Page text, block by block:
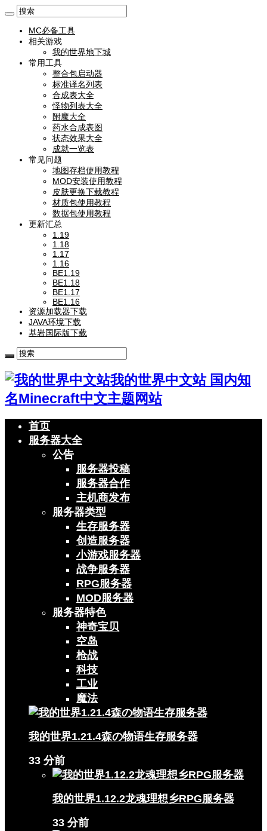
MC必备工具
相关游戏
我的世界地下城
常用工具
整合包启动器
标准译名列表
合成表大全
怪物列表大全
附魔大全
药水合成表图
状态效果大全
成就一览表
常见问题
地图存档使用教程
MOD安装使用教程
皮肤更换下载教程
材质包使用教程
数据包使用教程
更新汇总
1.19
1.18
1.17
1.16
BE1.19
BE1.18
BE1.17
BE1.16
资源加载器下载
JAVA环境下载
基岩国际版下载
我的世界中文站 国内知
名Minecraft中文主题网站
首页
服务器大全
公告
服务器投稿
服务器合作
主机商发布
服务器类型
生存服务器
创造服务器
小游戏服务器
战争服务器
RPG服务器
MOD服务器
服务器特色
神奇宝贝
空岛
枪战
科技
工业
魔法
我的世界1.21.4森の物语生存服务器
33 分前
我的世界1.12.2龙魂理想乡RPG服务器
33 分前